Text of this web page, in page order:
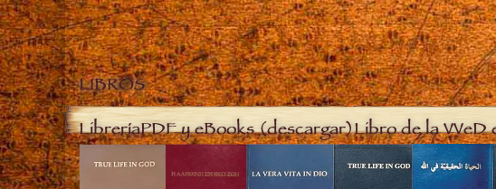
LIBROS
LibreríaPDF y eBooks (descargar)Libro de la VVeD